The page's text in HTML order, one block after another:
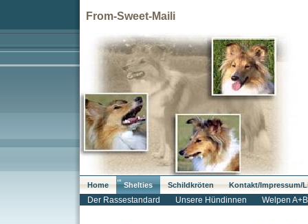
From-Sweet-Maili
Home Shelties Schildkröten Kontakt/Impressum/
Der Rassestandard Unsere Hündinnen Welpen